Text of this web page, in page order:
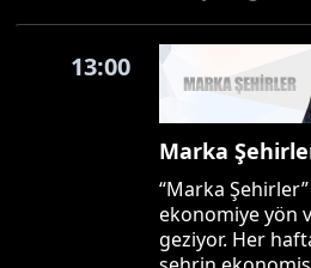
13:00
Marka
“Marka
ekonomiye yön
geziyor. Her